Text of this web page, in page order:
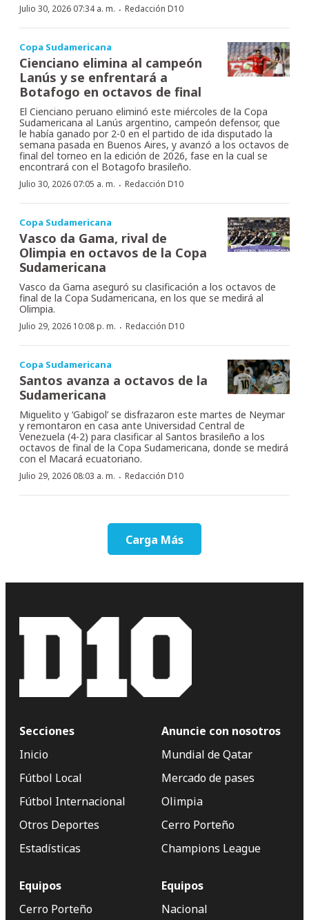
Julio 30, 2026 07:34 a. m. · Redacción D10
Copa Sudamericana
Cienciano elimina al campeón
Lanús y se enfrentará a
Botafogo en octavos de final
El Cienciano peruano eliminó este miércoles de la Copa
Sudamericana al Lanús argentino, campeón defensor, que
le había ganado por 2-0 en el partido de ida disputado la
semana pasada en Buenos Aires, y avanzó a los octavos de
final del torneo en la edición de 2026, fase en la cual se
encontrará con el Botagofo brasileño.
Julio 30, 2026 07:05 a. m. · Redacción D10
Copa Sudamericana
Vasco da Gama, rival de
Olimpia en octavos de la Copa
Sudamericana
Vasco da Gama aseguró su clasificación a los octavos de
final de la Copa Sudamericana, en los que se medirá al
Olimpia.
Julio 29, 2026 10:08 p. m. · Redacción D10
Copa Sudamericana
Santos avanza a octavos de la
Sudamericana
Miguelito y ‘Gabigol’ se disfrazaron este martes de Neymar
y remontaron en casa ante Universidad Central de
Venezuela (4-2) para clasificar al Santos brasileño a los
octavos de final de la Copa Sudamericana, donde se medirá
con el Macará ecuatoriano.
Julio 29, 2026 08:03 a. m. · Redacción D10
Carga Más
Secciones
Inicio
Fútbol Local
Fútbol Internacional
Otros Deportes
Estadísticas
Anuncie con nosotros
Mundial de Qatar
Mercado de pases
Olimpia
Cerro Porteño
Champions League
Equipos
Cerro Porteño
Equipos
Nacional